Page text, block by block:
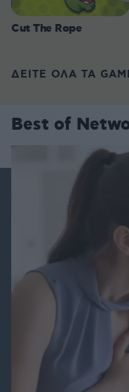
Cut The Rope
ΔΕΙΤΕ ΟΛΑ ΤΑ
Best of